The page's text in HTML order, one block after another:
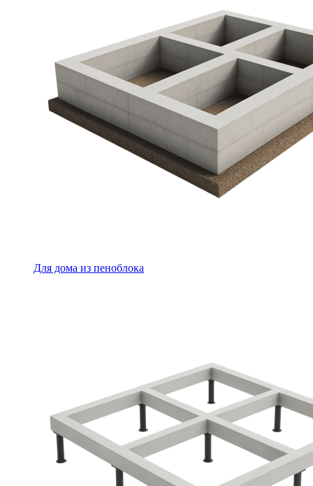
Для дома из пеноблока